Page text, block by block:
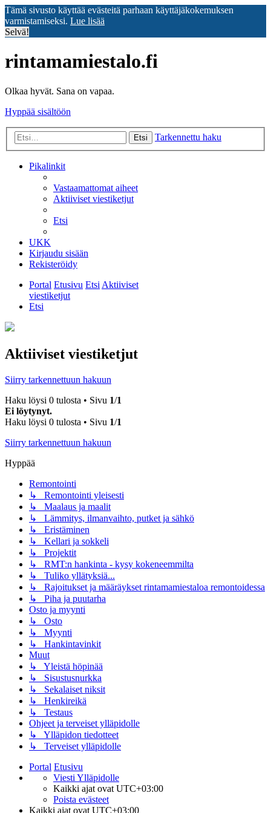
Tämä sivusto käyttää evästeitä parhaan käyttäjäkokemuksen
varmistamiseksi. Lue lisää
Selvä!
rintamamiestalo.fi
Olkaa hyvät. Sana on vapaa.
Hyppää sisältöön
Etsi Tarkennettu haku
Pikalinkit
Vastaamattomat aiheet
Aktiiviset viestiketjut
Etsi
UKK
Kirjaudu sisään
Rekisteröidy
Portal Etusivu EtsiAktiiviset
viestiketjut
Etsi
Aktiiviset viestiketjut
Siirry tarkennettuun hakuun
Haku löysi 0 tulosta • Sivu 1/1
Ei löytynyt.
Haku löysi 0 tulosta • Sivu 1/1
Siirry tarkennettuun hakuun
Hyppää
Remontointi
↳ Remontointi yleisesti
↳ Maalaus ja maalit
↳ Lämmitys, ilmanvaihto, putket ja sähkö
↳ Eristäminen
↳ Kellari ja sokkeli
↳ Projektit
↳ RMT:n hankinta - kysy kokeneemmilta
↳ Tuliko yllätyksiä...
↳ Rajoitukset ja määräykset rintamamiestaloa remontoidessa
↳ Piha ja puutarha
Osto ja myynti
↳ Osto
↳ Myynti
↳ Hankintavinkit
Muut
↳ Yleistä höpinää
↳ Sisustusnurkka
↳ Sekalaiset niksit
↳ Henkireikä
↳ Testaus
Ohjeet ja terveiset ylläpidolle
↳ Ylläpidon tiedotteet
↳ Terveiset ylläpidolle
Portal Etusivu
Viesti Ylläpidolle
Kaikki ajat ovat UTC+03:00
Poista evästeet
Kaikki ajat ovat UTC+03:00